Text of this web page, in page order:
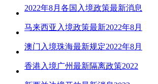
2022年8月各国入境政策最新消息
马来西亚入境政策最新2022年8月
澳门入境珠海最新规定2022年8月
香港入境广州最新隔离政策2022